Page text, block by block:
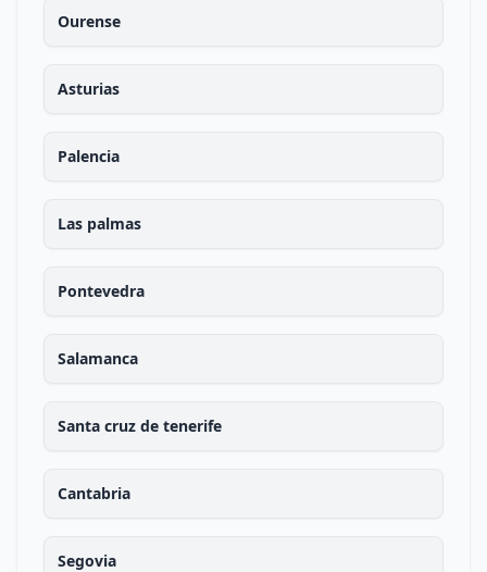
Ourense
Asturias
Palencia
Las palmas
Pontevedra
Salamanca
Santa cruz de tenerife
Cantabria
Segovia